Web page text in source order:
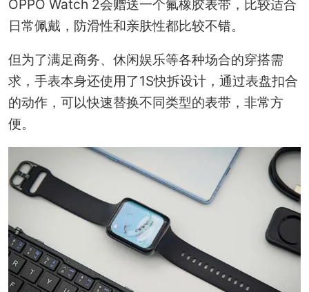
OPPO Watch 2会赠送一个氟橡胶表带，比较适合
日常佩戴，防滑性和亲肤性都比较不错。
但为了满足商务、休闲娱乐等各种场合的穿搭需
求，手表本身还使用了1S快拆设计，通过表盘扣合
的动作，可以快速替换不同类型的表带，非常方
便。